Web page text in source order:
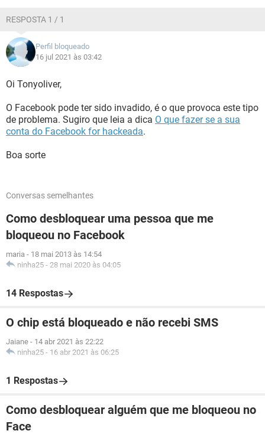
RESPOSTA 1 / 1
Perfil bloqueado
16 jul 2021 às 03:42
Oi Tonyoliver,
O Facebook pode ter sido invadido, é o que provoca este tipo
de problema. Sugiro que leia a dica O que fazer se a sua
conta do Facebook for hackeada.
Boa sorte
Conversas semelhantes
Como desbloquear uma pessoa que me
bloqueou no Facebook
maria - 18 mai 2013 às 14:54
ninha25 - 28 mai 2020 às 04:05
14 Respostas
O chip está bloqueado e não recebi SMS
Jaiane - 14 abr 2021 às 22:22
ninha25 - 16 abr 2021 às 06:25
1 Respostas
Como desbloquear alguém que me bloqueou no
Face